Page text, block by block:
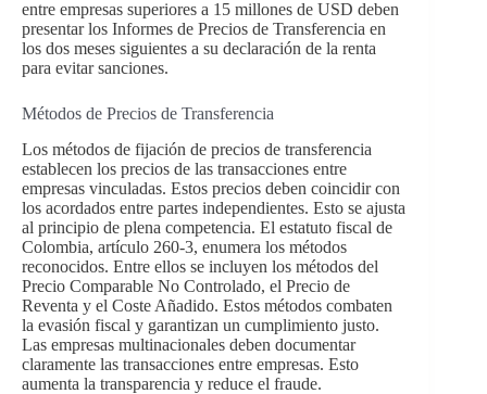
entre empresas superiores a 15 millones de USD deben
presentar los Informes de Precios de Transferencia en
los dos meses siguientes a su declaración de la renta
para evitar sanciones.
Métodos de Precios de Transferencia
Los métodos de fijación de precios de transferencia
establecen los precios de las transacciones entre
empresas vinculadas. Estos precios deben coincidir con
los acordados entre partes independientes. Esto se ajusta
al principio de plena competencia. El estatuto fiscal de
Colombia, artículo 260-3, enumera los métodos
reconocidos. Entre ellos se incluyen los métodos del
Precio Comparable No Controlado, el Precio de
Reventa y el Coste Añadido. Estos métodos combaten
la evasión fiscal y garantizan un cumplimiento justo.
Las empresas multinacionales deben documentar
claramente las transacciones entre empresas. Esto
aumenta la transparencia y reduce el fraude.